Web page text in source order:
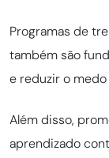
Programas de
também são
e reduzir o
Além disso,
aprendizado